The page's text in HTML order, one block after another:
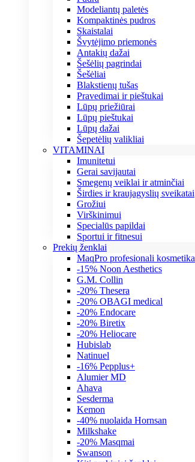
Modeliantų paletės
Kompaktinės pudros
Skaistalai
Švytėjimo priemonės
Antakių dažai
Šešėlių pagrindai
Šešėliai
Blakstienų tušas
Pravedimai ir pieštukai
Lūpų priežiūrai
Lūpų pieštukai
Lūpų dažai
Šepetėlių valikliai
VITAMINAI
Imunitetui
Gerai savijautai
Smegenų veiklai ir atminčiai
Širdies ir kraujagyslių sveikatai
Grožiui
Virškinimui
Specialūs papildai
Sportui ir fitnesui
Prekių ženklai
MaqPro profesionali kosmetika
-15% Noon Aesthetics
G.M. Collin
-20% Thesera
-20% OBAGI medical
-20% Endocare
-20% Biretix
-20% Heliocare
Hubislab
Natinuel
-16% Pepplus+
Alumier MD
Ahava
Sesderma
Kemon
-40% nuolaida Hornsan
Milkshake
-20% Masqmai
Swanson